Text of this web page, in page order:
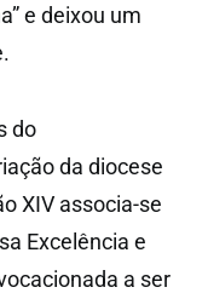
e deixou um
do
da diocese
XIV associa-se
Excelência e
a ser